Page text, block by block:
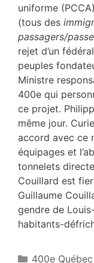
uniforme
(tous des
passagers/
rejet d’un
peuples
Ministre
400e qui
ce projet.
même jour.
accord avec ce
équipages et
tonnelets
Couillard est
Guillaume
gendre de
habitants-
Catégories
400e Québec